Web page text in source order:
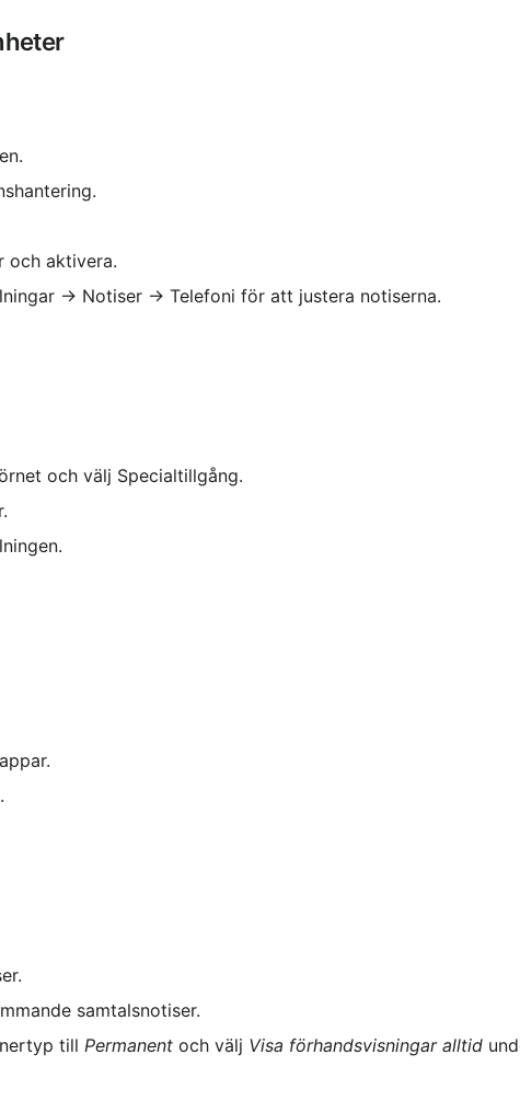
och aktivera.
→ Notiser → Telefoni för att justera notiserna.
och välj Specialtillgång.
samtalsnotiser.
till Permanent och välj Visa förhandsvisningar alltid